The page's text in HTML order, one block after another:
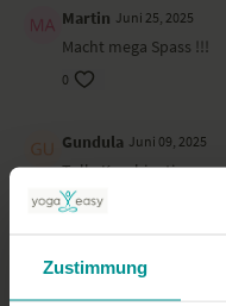
Zustimmung
Martin Juni 25, 2025
Macht mega Spass !!!
0
Gundula Juni 09, 2025
Tolle Kombination
motivierend.